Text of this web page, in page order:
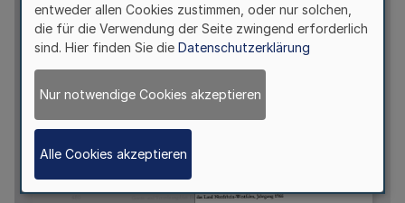
entweder allen Cookies zustimmen, oder nur solchen,
die für die Verwendung der Seite zwingend erforderlich
sind. Hier finden Sie die Datenschutzerklärung
Nur notwendige Cookies akzeptieren
Alle Cookies akzeptieren